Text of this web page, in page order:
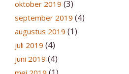
oktober 2019 (3)
september 2019 (4)
augustus 2019 (1)
juli 2019 (4)
juni 2019 (4)